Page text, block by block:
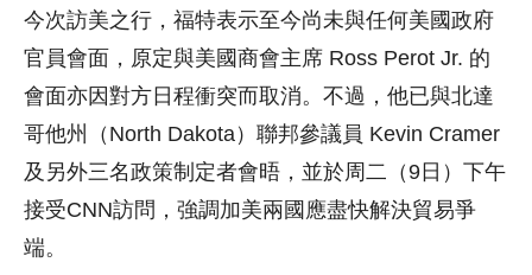
今次訪美之行，福特表示至今尚未與任何美國政府
官員會面，原定與美國商會主席 Ross Perot Jr. 的
會面亦因對方日程衝突而取消。不過，他已與北達
哥他州（North Dakota）聯邦參議員 Kevin Cramer
及另外三名政策制定者會晤，並於周二（9日）下午
接受CNN訪問，強調加美兩國應盡快解決貿易爭
端。